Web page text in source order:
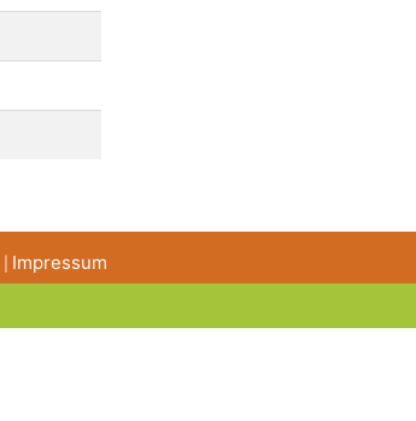
Impressum